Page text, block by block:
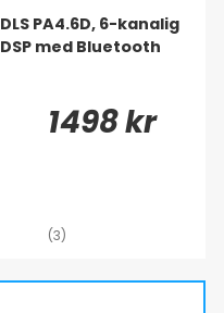
DLS PA4.6D, 6-kanalig
DSP med Bluetooth
1498 kr
(3)